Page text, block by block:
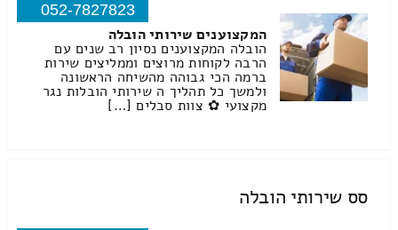
052-7827823
המקצוענים שירותי הובלה
הובלה המקצוענים נסיון רב שנים עם
הרבה לקוחות מרוצים וממליצים שירות
ברמה הכי גבוהה מהשיחה הראשונה
ולמשך כל תהליך ה שירותי הובלות נגר
מקצועי ✿ צוות סבלים […]
סס שירותי הובלה